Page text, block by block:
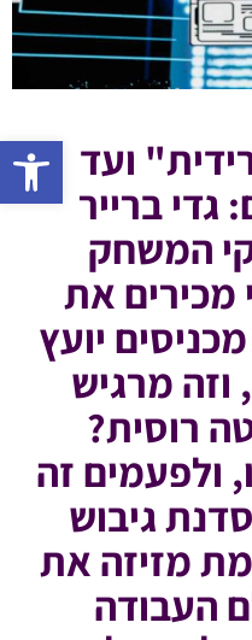
ועד
גדי ברייר
המשחק
מכירים את
יועץ
וזה מרגיש
רוסית?
ולפעמים זה
גיבוש
מזיזה את
העבודה